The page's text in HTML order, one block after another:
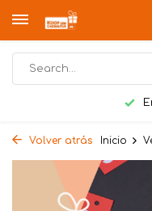
Volver atrás Inicio